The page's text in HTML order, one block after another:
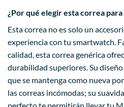
¿Por qué elegir esta correa
Esta correa no es solo un
experiencia con tu smartwatch.
calidad, esta correa genérica
durabilidad superiores. Su
que se mantenga como nueva
las correas incómodas; su